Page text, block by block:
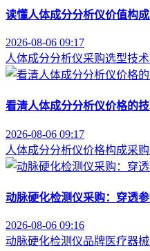
读懂人体成分分析仪价值构
2026-08-06 09:17
人体成分分析仪采购选型技
看清人体成分分析仪价格的
2026-08-06 09:17
人体成分分析仪价格构成采
动脉硬化检测仪采购：穿透
2026-08-06 09:16
动脉硬化检测仪品牌医疗器